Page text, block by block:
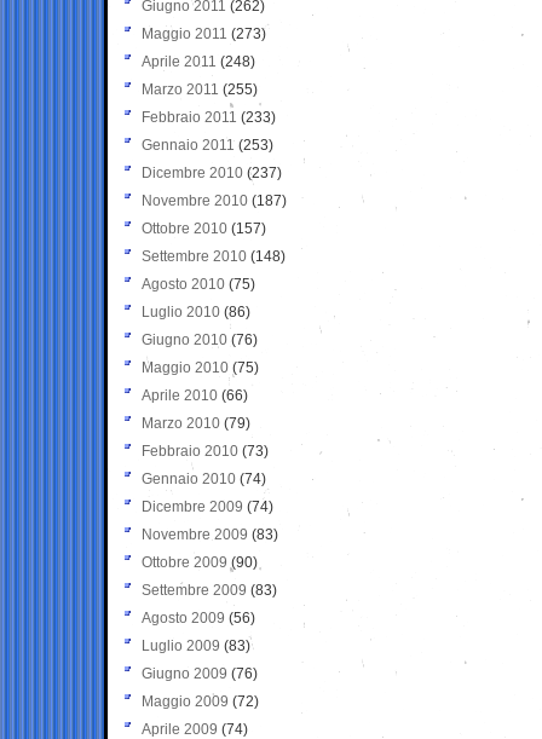
Giugno 2011 (262)
Maggio 2011 (273)
Aprile 2011 (248)
Marzo 2011 (255)
Febbraio 2011 (233)
Gennaio 2011 (253)
Dicembre 2010 (237)
Novembre 2010 (187)
Ottobre 2010 (157)
Settembre 2010 (148)
Agosto 2010 (75)
Luglio 2010 (86)
Giugno 2010 (76)
Maggio 2010 (75)
Aprile 2010 (66)
Marzo 2010 (79)
Febbraio 2010 (73)
Gennaio 2010 (74)
Dicembre 2009 (74)
Novembre 2009 (83)
Ottobre 2009 (90)
Settembre 2009 (83)
Agosto 2009 (56)
Luglio 2009 (83)
Giugno 2009 (76)
Maggio 2009 (72)
Aprile 2009 (74)